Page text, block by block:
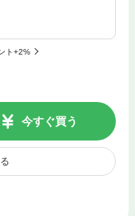
ト+2%
今すぐ買う